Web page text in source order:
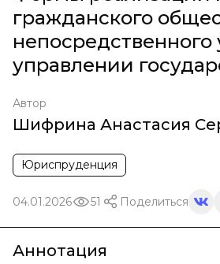
гражданского
непосредственного
управлении
Автор
Шифрина Анастасия
Юриспруденция
04.01.2026 51 Поделиться
Аннотация